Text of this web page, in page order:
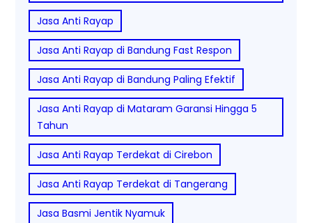
Jasa Anti Rayap
Jasa Anti Rayap di Bandung Fast Respon
Jasa Anti Rayap di Bandung Paling Efektif
Jasa Anti Rayap di Mataram Garansi Hingga 5
Tahun
Jasa Anti Rayap Terdekat di Cirebon
Jasa Anti Rayap Terdekat di Tangerang
Jasa Basmi Jentik Nyamuk